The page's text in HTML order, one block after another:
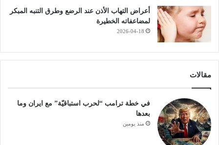
أعراض التهاب الأذن عند الرضع وطرق التنبه المبكر
لمضاعفاته الخطيرة
2026-04-18
مقالات
في خطة ترامب “لحرب استباقيّة” مع ايران وما
بعدها
منذ يومين